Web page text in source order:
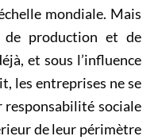
mondiale. Mais
production et de
et sous l’influence
les entreprises ne se
sociale
de leur périmètre